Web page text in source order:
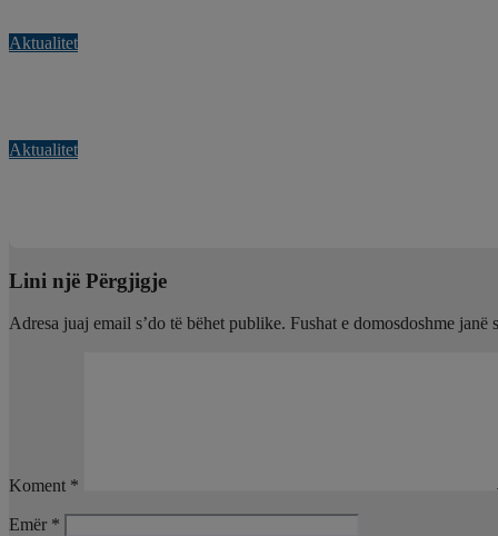
Aktualitet
Aktualitet
Lini një Përgjigje
Adresa juaj email s’do të bëhet publike. Fushat e domosdoshme janë
Koment *
Emër *